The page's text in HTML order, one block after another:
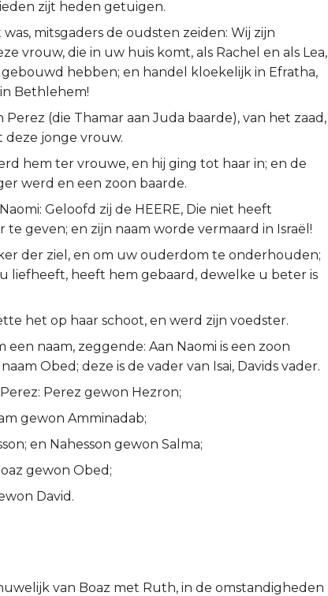
zijt heden getuigen.
mitsgaders de oudsten zeiden: Wij zijn
vrouw, die in uw huis komt, als Rachel en als Lea,
hebben; en handel kloekelijk in Efratha,
Bethlehem!
Perez (die Thamar aan Juda baarde), van het zaad,
deze jonge vrouw.
hem ter vrouwe, en hij ging tot haar in; en de
werd en een zoon baarde.
Geloofd zij de HEERE, Die niet heeft
geven; en zijn naam worde vermaard in Israël!
der ziel, en om uw ouderdom te onderhouden;
liefheeft, heeft hem gebaard, dewelke u beter is
het op haar schoot, en werd zijn voedster.
naam, zeggende: Aan Naomi is een zoon
Obed; deze is de vader van Isai, Davids vader.
Perez gewon Hezron;
gewon Amminadab;
en Nahesson gewon Salma;
gewon Obed;
David.
van Boaz met Ruth, in de omstandigheden